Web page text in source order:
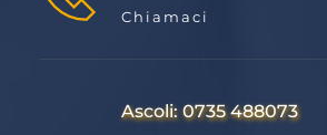
Chiamaci
Ascoli: 0735 488073